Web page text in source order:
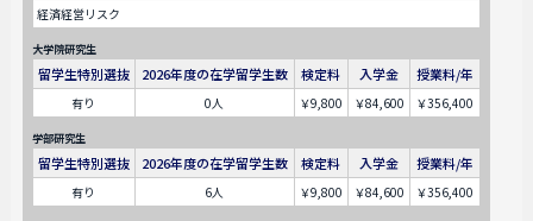
経済経営リスク
大学院研究生
留学生特別選抜 2026年度の在学留学生数 検定料 入学金 授業料/年
有り 0人 ￥9,800 ￥84,600 ￥356,400
学部研究生
留学生特別選抜 2026年度の在学留学生数 検定料 入学金 授業料/年
有り 6人 ￥9,800 ￥84,600 ￥356,400